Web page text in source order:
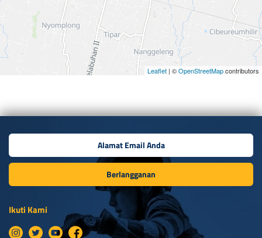
Leaflet | ©OpenStreetMapcontributors
Berlangganan
Ikuti Kami